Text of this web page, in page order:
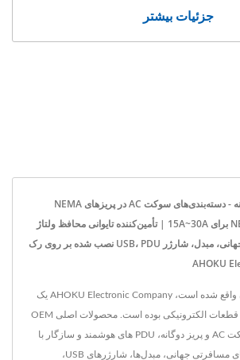
جزئیات بیشتر
سوکت AC و پریز دوگانه - دسته‌بندی‌های سوکت AC در پریزهای NEMA
Twist و NEMA Duplex برای 15A~30A | تأمین‌کننده تایوانی محافظ ولتاژ
AC، آداپتور مسافرتی جهانی، مبدل، شارژر USB، PDU نصب شده بر روی رک
از سال 1983 در تایوان واقع شده است، AHOKU Electronic Company یک
تولیدکننده محصولات و قطعات الکترونیکی بوده است. محصولات اصلی OEM
/ ODM آنها شامل سوکت AC و پریز دوگانه، PDU های هوشمند و سازگار با
محیط زیست، آداپتورهای مسافرتی جهانی، مبدل‌ها، شارژرهای USB،